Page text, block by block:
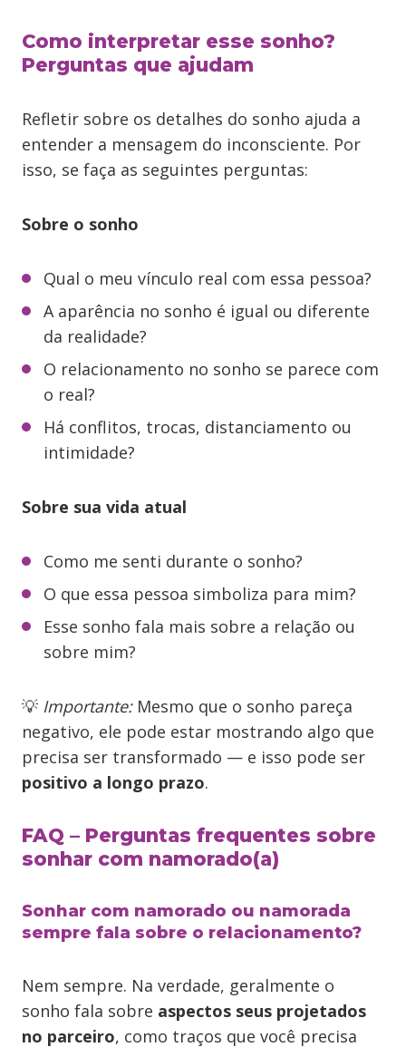
Como interpretar esse sonho?
Perguntas que ajudam
Refletir sobre os detalhes do sonho ajuda a
entender a mensagem do inconsciente. Por
isso, se faça as seguintes perguntas:
Sobre o sonho
Qual o meu vínculo real com essa pessoa?
A aparência no sonho é igual ou diferente
da realidade?
O relacionamento no sonho se parece com
o real?
Há conflitos, trocas, distanciamento ou
intimidade?
Sobre sua vida atual
Como me senti durante o sonho?
O que essa pessoa simboliza para mim?
Esse sonho fala mais sobre a relação ou
sobre mim?
💡 Importante:Mesmo que o sonho pareça
negativo, ele pode estar mostrando algo que
precisa ser transformado — e isso pode ser
positivo a longo prazo.
FAQ – Perguntas frequentes sobre
sonhar com namorado(a)
Sonhar com namorado ou namorada
sempre fala sobre o relacionamento?
Nem sempre. Na verdade, geralmente o
sonho fala sobre aspectos seus projetados
no parceiro, como traços que você precisa